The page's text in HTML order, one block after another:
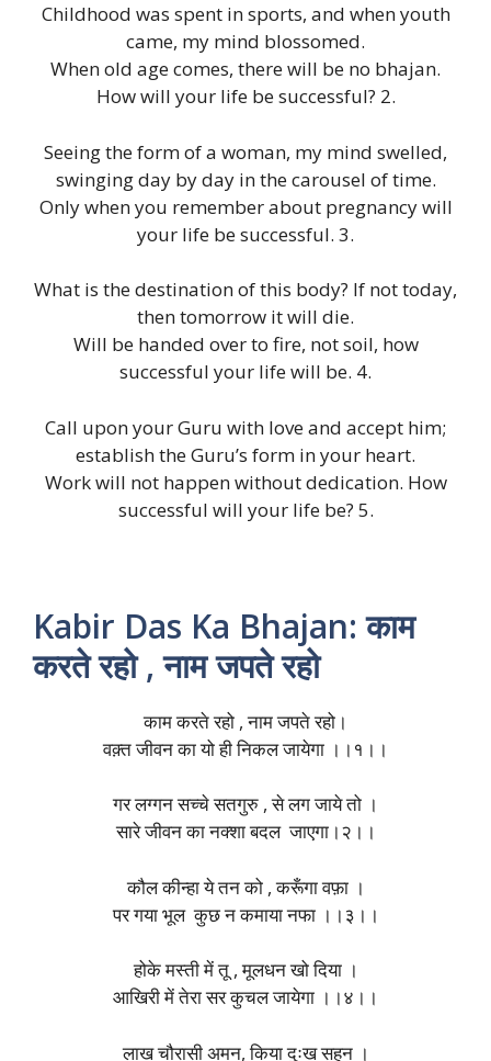
Childhood was spent in sports, and when youth
came, my mind blossomed.
When old age comes, there will be no bhajan.
How will your life be successful? 2.
Seeing the form of a woman, my mind swelled,
swinging day by day in the carousel of time.
Only when you remember about pregnancy will
your life be successful. 3.
What is the destination of this body? If not today,
then tomorrow it will die.
Will be handed over to fire, not soil, how
successful your life will be. 4.
Call upon your Guru with love and accept him;
establish the Guru’s form in your heart.
Work will not happen without dedication. How
successful will your life be? 5.
Kabir Das Ka Bhajan: काम
करते रहो , नाम जपते रहो
काम करते रहो , नाम जपते रहो।
वक़्त जीवन का यो ही निकल जायेगा ।।१।।
गर लग्गन सच्चे सतगुरु , से लग जाये तो ।
सारे जीवन का नक्शा बदल जाएगा।२।।
कौल कीन्हा ये तन को , करूँगा वफ़ा ।
पर गया भूल कुछ न कमाया नफा ।।३।।
होके मस्ती में तू , मूलधन खो दिया ।
आखिरी में तेरा सर कुचल जायेगा ।।४।।
लाख चौरासी अमन, किया दुःख सहन ।